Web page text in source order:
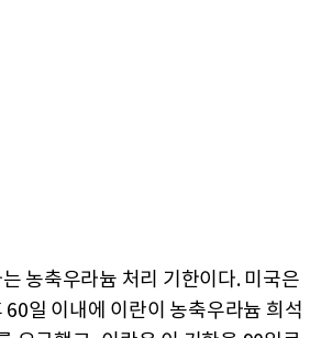
농축우라늄 처리 기한이다. 미국은
60일 이내에 이란이 농축우라늄 희석